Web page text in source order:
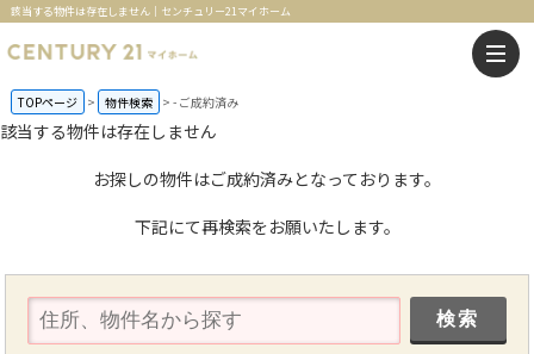
該当する物件は存在しません｜センチュリー21マイホーム
TOPページ 物件検索 - ご成約済み
該当する物件は存在しません
お探しの物件はご成約済みとなっております。
下記にて再検索をお願いたします。